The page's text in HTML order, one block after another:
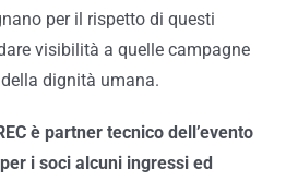
per il rispetto di questi
visibilità a quelle campagne
dignità umana.
è partner tecnico dell’evento
i soci alcuni ingressi ed